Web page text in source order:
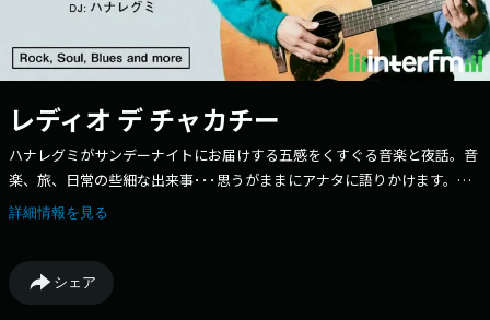
レディオ デ チャカチー
ハナレグミがサンデーナイトにお届けする五感をくすぐる音楽と夜話。音
楽、旅、日常の些細な出来事･･･思うがままにアナタに語りかけます。
「何にも答えられやしないけど」という疑問・質問・お悩み相談のコーナ
き合いください。
詳細情報を見る
シェア